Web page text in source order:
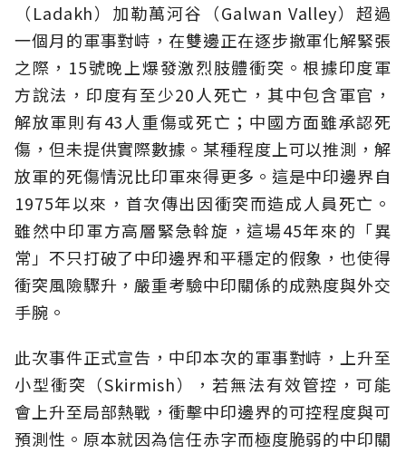
（Ladakh）加勒萬河谷（Galwan Valley）超過
一個月的軍事對峙，在雙邊正在逐步撤軍化解緊張
之際，15號晚上爆發激烈肢體衝突。根據印度軍
方說法，印度有至少20人死亡，其中包含軍官，
解放軍則有43人重傷或死亡；中國方面雖承認死
傷，但未提供實際數據。某種程度上可以推測，解
放軍的死傷情況比印軍來得更多。這是中印邊界自
1975年以來，首次傳出因衝突而造成人員死亡。
雖然中印軍方高層緊急斡旋，這場45年來的「異
常」不只打破了中印邊界和平穩定的假象，也使得
衝突風險驟升，嚴重考驗中印關係的成熟度與外交
手腕。
此次事件正式宣告，中印本次的軍事對峙，上升至
小型衝突（Skirmish），若無法有效管控，可能
會上升至局部熱戰，衝擊中印邊界的可控程度與可
預測性。原本就因為信任赤字而極度脆弱的中印關